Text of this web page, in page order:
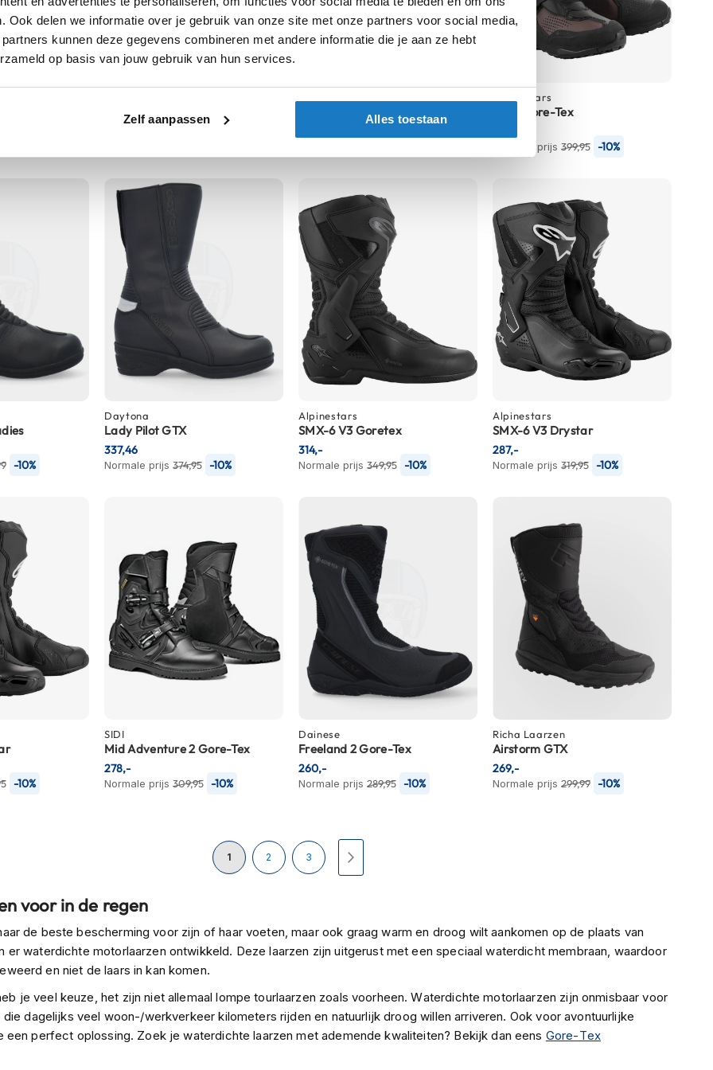
Ook delen we informatie over je gebruik van onze site met onze partners voor social media,
kunnen deze gegevens combineren met andere informatie die je aan ze hebt
op basis van jouw gebruik van hun services.
Zelf aanpassen Alles toestaan
Discovery GTX SP-X BOA Drystar
Alpinestars
XT-8 Gore-Tex
Normale prijs 399,95 -10%
-10%
Daytona
Lady Pilot GTX
Normale prijs 374,95 -10%
337,46
Alpinestars
SMX-6 V3 Goretex
Normale prijs 349,95 -10%
314,-
Alpinestars
SMX-6 V3 Drystar
Normale prijs 319,95 -10%
287,-
-10%
SIDI
Mid Adventure 2 Gore-Tex
Normale prijs 309,95 -10%
278,-
Dainese
Freeland 2 Gore-Tex
Normale prijs 289,95 -10%
260,-
Richa Laarzen
Airstorm GTX
Normale prijs 299,99 -10%
269,-
Pagina
U lees momenteel pagina
1 Pagina
2 Pagina
3
voor in de regen
de beste bescherming voor zijn of haar voeten, maar ook graag warm en droog wilt aankomen op de plaats van
er waterdichte motorlaarzen ontwikkeld. Deze laarzen zijn uitgerust met een speciaal waterdicht membraan, waardoor
en niet de laars in kan komen.
je veel keuze, het zijn niet allemaal lompe tourlaarzen zoals voorheen. Waterdichte motorlaarzen zijn onmisbaar voor
dagelijks veel woon-/werkverkeer kilometers rijden en natuurlijk droog willen arriveren. Ook voor avontuurlijke
een perfect oplossing. Zoek je waterdichte laarzen met ademende kwaliteiten? Bekijk dan eens Gore-Tex